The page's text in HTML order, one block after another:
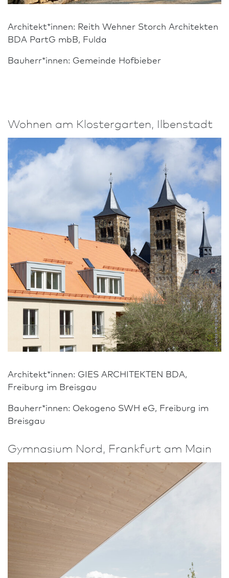
Architekt*innen: Reith Wehner Storch Architekten
BDA PartG mbB, Fulda
Bauherr*innen: Gemeinde Hofbieber
Wohnen am Kloster­garten, Ilbenstadt
Lukas Heibges, Freiburg
Architekt*innen: GIES ARCHITEKTEN BDA,
Freiburg im Breisgau
Bauherr*innen: Oekogeno SWH eG, Freiburg im
Breisgau
Gymnasium Nord, Frank­furt am Main